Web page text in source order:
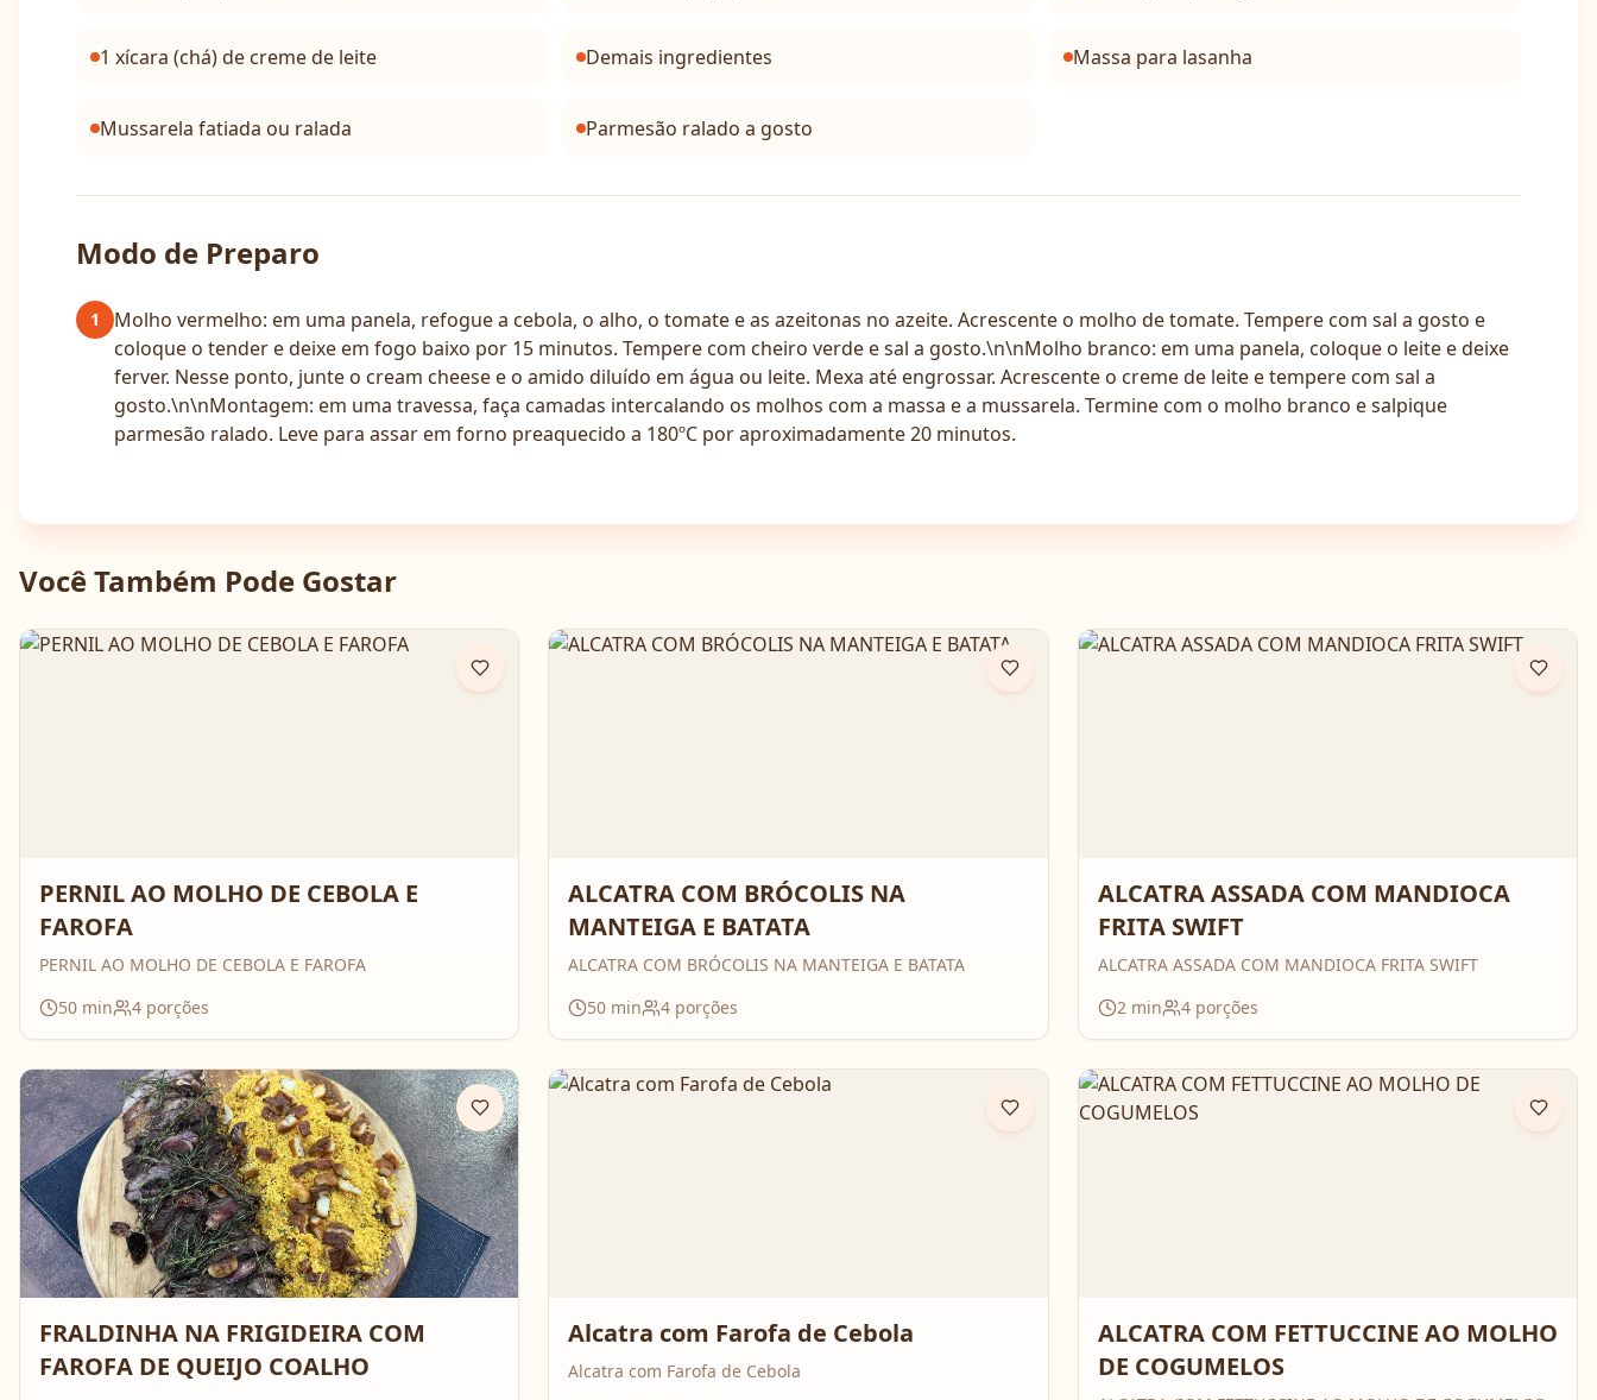
1 xícara (chá) de creme de leite Demais ingredientes Massa para lasanha
Mussarela fatiada ou ralada Parmesão ralado a gosto
Modo de Preparo
1
Molho vermelho: em uma panela, refogue a cebola, o alho, o tomate e as azeitonas no azeite. Acrescente o molho de tomate. Tempere com sal a gosto e
coloque o tender e deixe em fogo baixo por 15 minutos. Tempere com cheiro verde e sal a gosto.\n\nMolho branco: em uma panela, coloque o leite e deixe
ferver. Nesse ponto, junte o cream cheese e o amido diluído em água ou leite. Mexa até engrossar. Acrescente o creme de leite e tempere com sal a
gosto.\n\nMontagem: em uma travessa, faça camadas intercalando os molhos com a massa e a mussarela. Termine com o molho branco e salpique
parmesão ralado. Leve para assar em forno preaquecido a 180ºC por aproximadamente 20 minutos.
Você Também Pode Gostar
PERNIL AO MOLHO DE CEBOLA E
FAROFA
PERNIL AO MOLHO DE CEBOLA E FAROFA
50 min 4 porções
ALCATRA COM BRÓCOLIS NA
MANTEIGA E BATATA
ALCATRA COM BRÓCOLIS NA MANTEIGA E BATATA
50 min 4 porções
ALCATRA ASSADA COM MANDIOCA
FRITA SWIFT
ALCATRA ASSADA COM MANDIOCA FRITA SWIFT
2min 4porções
FRALDINHA NA FRIGIDEIRA COM
FAROFA DE QUEIJO COALHO
Alcatra com Farofa de Cebola
Alcatra com Farofa de Cebola
ALCATRA COM FETTUCCINE AO MOLHO
DE COGUMELOS